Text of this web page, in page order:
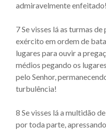
Actus beati Francisci et
Actus beati Francisci et
Actus beati Francisci et
Actus beati Francisci et
Actus beati Francisci et
Actus beati Francisci et
Actus beati Francisci et
Actus beati Francisci et
admiravelmente enfeitado!
7 Se visses lá as turmas
exército em ordem de
lugares para ouvir a
médios pegando os
pelo Senhor,
turbulência!
8 Se visses lá a multidão
por toda parte,